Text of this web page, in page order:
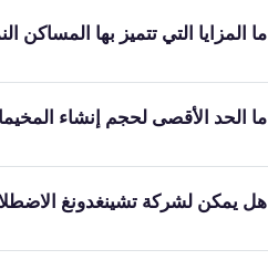
ما المزايا التي تتميز بها المساكن
ما الحد الأقصى لحجم إنشاء
هل يمكن لشركة تشينغدونغ